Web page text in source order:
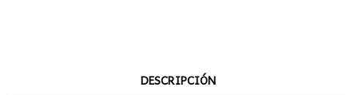
DESCRIPCIÓN